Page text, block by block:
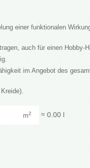
einer funktionalen
auch für einen Hobby-
im Angebot des
m2 ≈ 0.00 l